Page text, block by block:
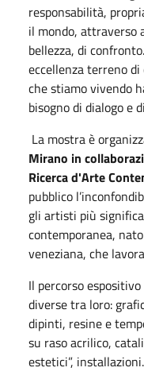
responsabilità,
il mondo, attraverso
bellezza, di
eccellenza terreno
che stiamo vivendo
bisogno di dialogo e
La mostra è
Mirano in
Ricerca d'Arte
pubblico
gli artisti più
contemporanea,
veneziana, che
Il percorso
diverse tra loro:
dipinti, resine e
su raso acrilico,
estetici”, installazioni.